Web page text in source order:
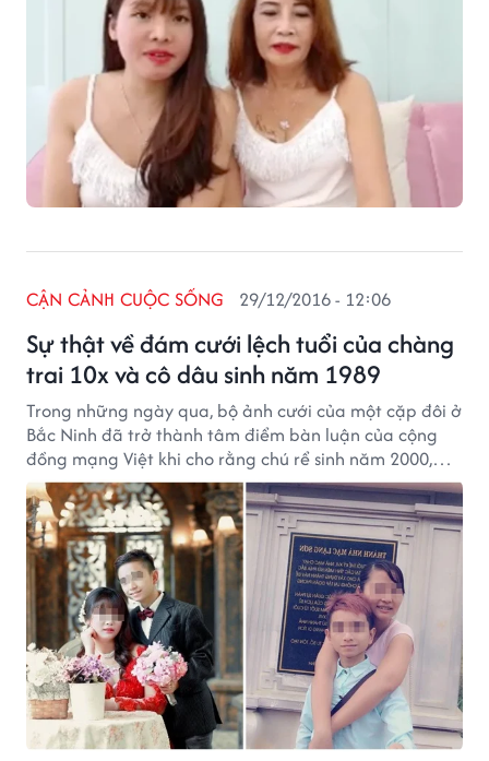
Sự thật về đám cưới lệch tuổi của chàng
trai 10x và cô dâu sinh năm 1989
CẬN CẢNH CUỘC SỐNG 29/12/2016 - 12:06
Trong những ngày qua, bộ ảnh cưới của một cặp đôi ở
Bắc Ninh đã trở thành tâm điểm bàn luận của cộng
đồng mạng Việt khi cho rằng chú rể sinh năm 2000,
còn cô dâu hơn 11 tuổi (sinh năm 1989). Tuy nhiên, bạn
bè của cặp đôi cho biết đây hoàn toàn là thông tin bịa
đặt.